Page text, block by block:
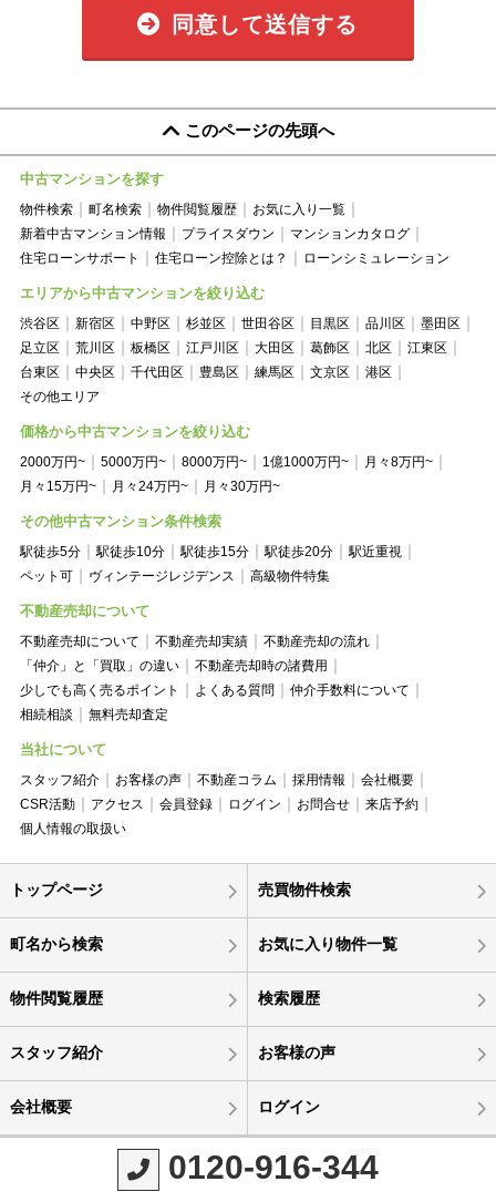
同意して送信する
このページの先頭へ
中古マンションを探す
物件検索 町名検索 物件閲覧履歴
お気に入り一覧
新着中古マンション情報
プライスダウン
マンションカタログ
住宅ローンサポート
住宅ローン控除とは？ ローンシミュレーション
エリアから中古マンションを絞り込む
渋谷区 新宿区 中野区 杉並区 世田谷区 目黒区 品川区
墨田区
足立区
荒川区 板橋区 江戸川区 大田区 葛飾区 北区
江東区
台東区
中央区 千代田区 豊島区 練馬区 文京区
港区
その他エリア
価格から中古マンションを絞り込む
2000万円~ 5000万円~ 8000万円~ 1億1000万円~
月々8万円~
月々15万円~
月々24万円~ 月々30万円~
その他中古マンション条件検索
駅徒歩5分 駅徒歩10分 駅徒歩15分 駅徒歩20分
駅近重視
ペット可
ヴィンテージレジデンス 高級物件特集
不動産売却について
不動産売却について 不動産売却実績
不動産売却の流れ
「仲介」と「買取」の違い
不動産売却時の諸費用
少しでも高く売るポイント
よくある質問
仲介手数料について
相続相談
無料売却査定
当社について
スタッフ紹介 お客様の声 不動産コラム 採用情報
会社概要
CSR活動
アクセス 会員登録 ログイン お問合せ
来店予約
個人情報の取扱い
トップページ 売買物件検索
町名から検索 お気に入り物件一覧
物件閲覧履歴 検索履歴
スタッフ紹介 お客様の声
会社概要 ログイン
0120-916-344